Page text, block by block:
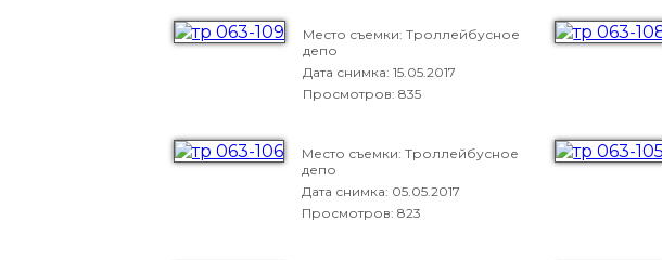
Место съемки: Троллейбусное
депо
Дата снимка: 15.05.2017
Просмотров: 835
Место съемки: Троллейбусное
депо
Дата снимка: 05.05.2017
Просмотров: 823